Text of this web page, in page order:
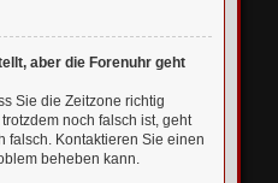
aber die Forenuhr geht
Sie die Zeitzone richtig
noch falsch ist, geht
falsch. Kontaktieren Sie einen
beheben kann.